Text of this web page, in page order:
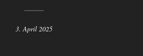
3. April 2025